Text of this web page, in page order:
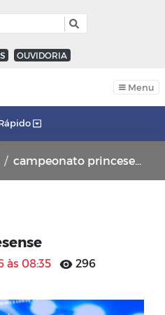
OUVIDORIA
Menu
campeonato princesense
às 08:35
296